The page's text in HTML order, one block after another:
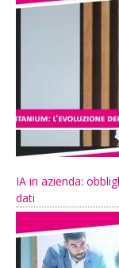
IA in azienda:
dati